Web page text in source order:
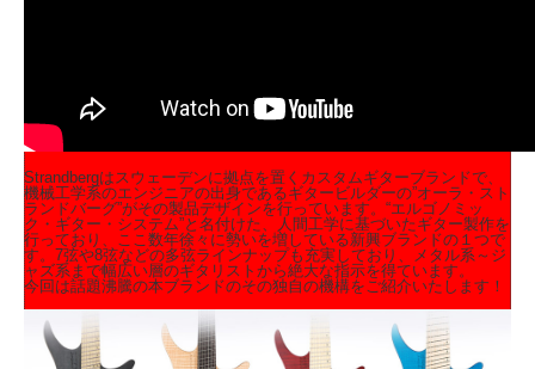
Strandbergはスウェーデンに拠点を置くカスタムギターブランドで、
機械工学系のエンジニアの出身であるギタービルダーの”オーラ・スト
ランドバーグ”がその製品デザインを行っています。“エルゴノミッ
ク・ギター・システム”と名付けた、人間工学に基づいたギター製作を
行っており、ここ数年徐々に勢いを増している新興ブランドの１つで
す。7弦や8弦などの多弦ラインナップも充実しており、メタル系～ジ
ャズ系まで幅広い層のギタリストから絶大な指示を得ています。
今回は話題沸騰の本ブランドのその独自の機構をご紹介いたします！